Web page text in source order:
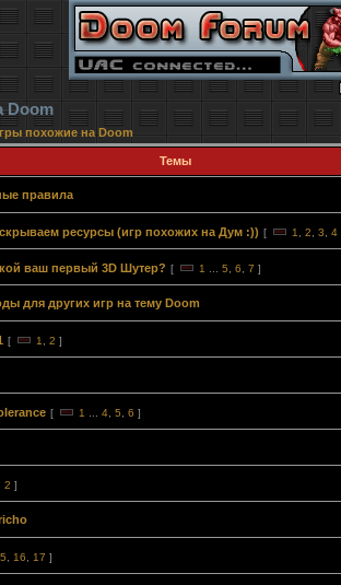
Doom
похожие на Doom
Темы
правила
ресурсы (игр похожих на Дум :)) [ 1 2 3 4
ваш первый 3D Шутер? [ 1 5 6 7 ]
для других игр на тему Doom
[ 1 2 ]
[ 1 4 5 6 ]
2 ]
16 17 ]